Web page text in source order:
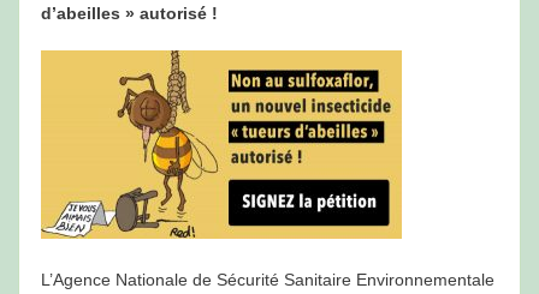
d’abeilles » autorisé !
L’Agence Nationale de Sécurité Sanitaire Environnementale